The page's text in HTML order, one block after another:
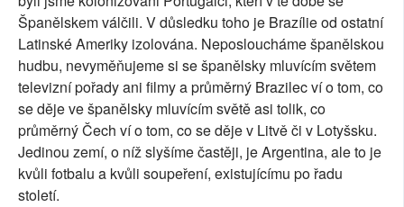
Španělskem válčili. V důsledku toho je Brazílie od ostatní
Latinské Ameriky izolována. Neposloucháme španělskou
hudbu, nevyměňujeme si se španělsky mluvícím světem
televizní pořady ani filmy a průměrný Brazilec ví o tom, co
se děje ve španělsky mluvícím světě asi tolik, co
průměrný Čech ví o tom, co se děje v Litvě či v Lotyšsku.
Jedinou zemí, o níž slyšíme častěji, je Argentina, ale to je
kvůli fotbalu a kvůli soupeření, existujícímu po řadu
století.